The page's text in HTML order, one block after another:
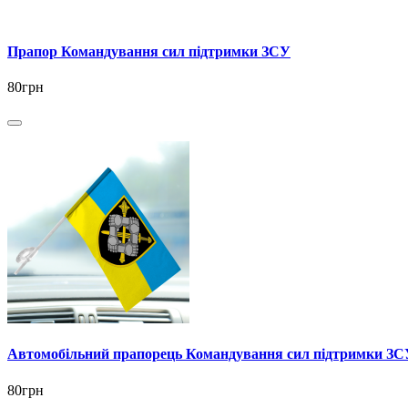
Прапор Командування сил підтримки ЗСУ
80грн
Автомобільний прапорець Командування сил підтримки
80грн